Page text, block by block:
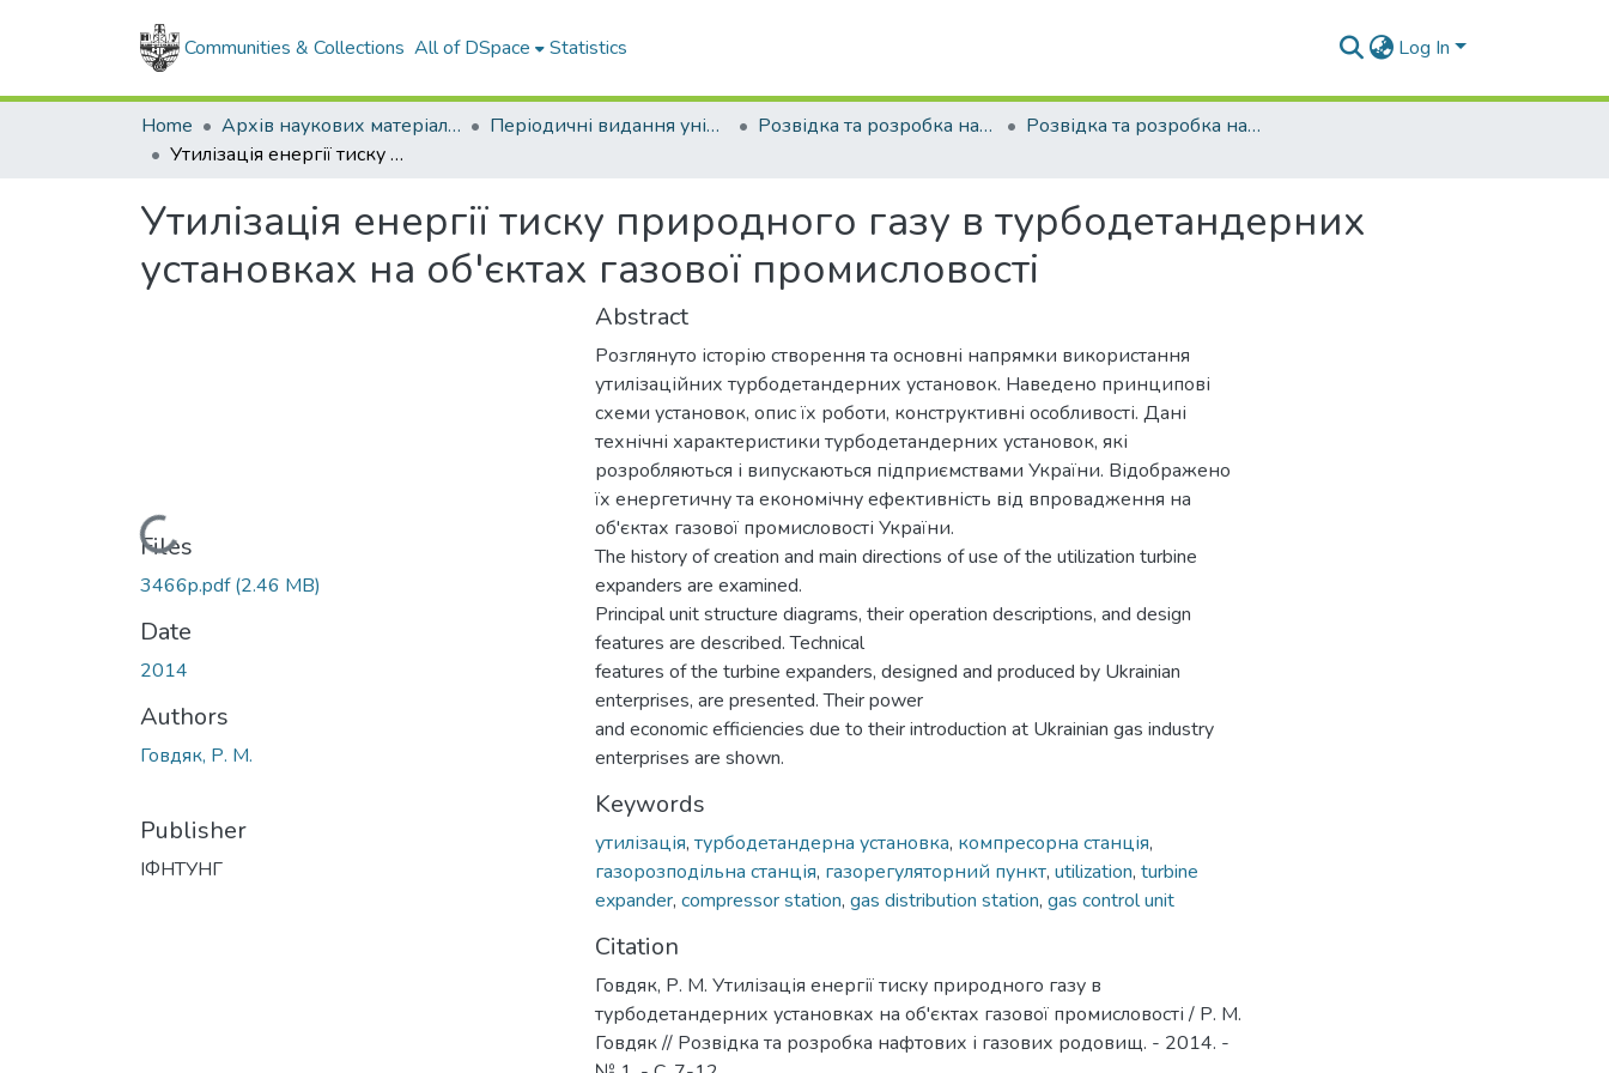
Communities & Collections All of DSpace Statistics Log In
Home Архів наукових матеріалів Періодичні видання університету Розвідка та розробка нафтових і газових родовищ
Розвідка та розробка нафтових і газових родовищ - 2014 - №1
Утилізація енергії тиску природного газу в турбодетандерних установках на об'єктах газової промисловості
Утилізація енергії тиску природного газу в турбодетандерних
установках на об'єктах газової промисловості
Loading...
Files
3466p.pdf(2.46 MB)
Date
2014
Authors
Говдяк, Р. М.
Publisher
ІФНТУНГ
Abstract
Розглянуто історію створення та основні напрямки використання
утилізаційних турбодетандерних установок. Наведено принципові
схеми установок, опис їх роботи, конструктивні особливості. Дані
технічні характеристики турбодетандерних установок, які
розробляються і випускаються підприємствами України. Відображено
їх енергетичну та економічну ефективність від впровадження на
об'єктах газової промисловості України.
The history of creation and main directions of use of the utilization turbine
expanders are examined.
Principal unit structure diagrams, their operation descriptions, and design
features are described. Technical
features of the turbine expanders, designed and produced by Ukrainian
enterprises, are presented. Their power
and economic efficiencies due to their introduction at Ukrainian gas industry
enterprises are shown.
Keywords
утилізація, турбодетандерна установка, компресорна станція,
газорозподільна станція, газорегуляторний пункт, utilization, turbine
expander, compressor station, gas distribution station, gas control unit
Citation
Говдяк, Р. М. Утилізація енергії тиску природного газу в
турбодетандерних установках на об'єктах газової промисловості / Р. М.
Говдяк // Розвідка та розробка нафтових і газових родовищ. - 2014. -